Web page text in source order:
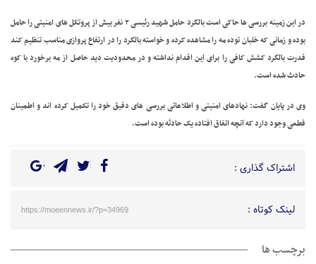
در این زمینه بررسی ها حاکی است بالگرد حامل شهید رئیسی ۲ نفر بیش از پروتکل های امنیتی را حامل
بوده و زمانی که خلبان توده مه را مشاهده کرده و خواسته بالگرد را در ارتفاع پروازی مناسب تنظیم کند
قدرت بالگرد کشش کافی را برای این اقدام نداشته و در محدودیت دید حاصل از مه برخورد با کوه
حادث شده است.
وی در پایان گفت: نهادهای امنیتی و اطلاعاتی بررسی های دقیق خود را تکمیل کرده اند و اطمینان
قطعی وجود دارد که آنچه اتفاق افتاده یک حادثه بوده است.
اشتراک گذاری :
لینک کوتاه : https://moeennews.ir/?p=34969
برچسب ها